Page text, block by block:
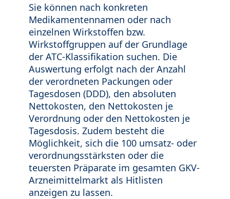
Sie können nach konkreten
Medikamentennamen oder nach
einzelnen Wirkstoffen bzw.
Wirkstoffgruppen auf der Grundlage
der ATC-Klassifikation suchen. Die
Auswertung erfolgt nach der Anzahl
der verordneten Packungen oder
Tagesdosen (DDD), den absoluten
Nettokosten, den Nettokosten je
Verordnung oder den Nettokosten je
Tagesdosis. Zudem besteht die
Möglichkeit, sich die 100 umsatz- oder
verordnungsstärksten oder die
teuersten Präparate im gesamten GKV-
Arzneimittelmarkt als Hitlisten
anzeigen zu lassen.